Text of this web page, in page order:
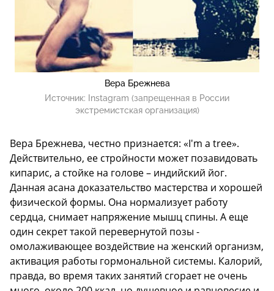
Вера Брежнева
Источник:
Instagram (запрещенная в России
экстремистская организация)
Вера Брежнева, честно признается: «I'm a tree».
Действительно, ее стройности может позавидовать
кипарис, а стойке на голове – индийский йог.
Данная асана доказательство мастерства и хорошей
физической формы. Она нормализует работу
сердца, снимает напряжение мышц спины. А еще
один секрет такой перевернутой позы -
омолаживающее воздействие на женский организм,
активация работы гормональной системы. Калорий,
правда, во время таких занятий сгорает не очень